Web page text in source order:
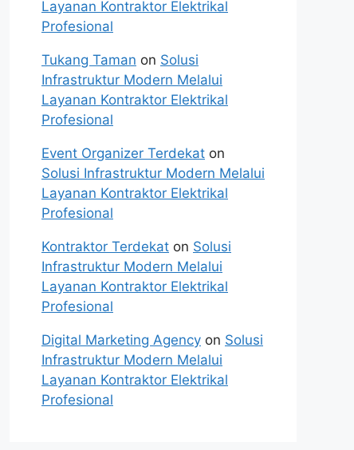
Layanan Kontraktor Elektrikal
Profesional
Tukang Taman on Solusi
Infrastruktur Modern Melalui
Layanan Kontraktor Elektrikal
Profesional
Event Organizer Terdekat on
Solusi Infrastruktur Modern Melalui
Layanan Kontraktor Elektrikal
Profesional
Kontraktor Terdekat on Solusi
Infrastruktur Modern Melalui
Layanan Kontraktor Elektrikal
Profesional
Digital Marketing Agency on Solusi
Infrastruktur Modern Melalui
Layanan Kontraktor Elektrikal
Profesional